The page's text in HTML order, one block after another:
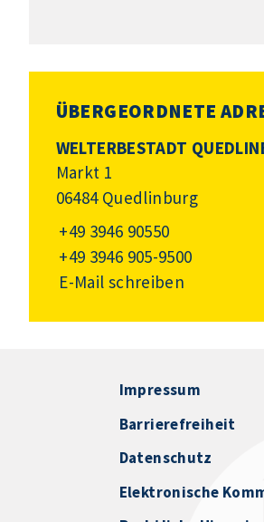
ÜBERGEORDNETE
WELTERBESTADT
Markt 1
06484 Quedlinburg
+49 3946 90550
+49 3946 905-9500
E-Mail schreiben
Impressum
Barrierefreiheit
Datenschutz
Elektronische